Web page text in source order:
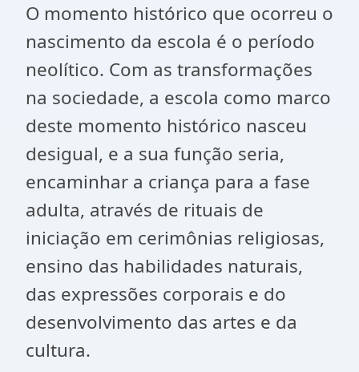
O momento histórico que ocorreu o
nascimento da escola é o período
neolítico. Com as transformações
na sociedade, a escola como marco
deste momento histórico nasceu
desigual, e a sua função seria,
encaminhar a criança para a fase
adulta, através de rituais de
iniciação em cerimônias religiosas,
ensino das habilidades naturais,
das expressões corporais e do
desenvolvimento das artes e da
cultura.